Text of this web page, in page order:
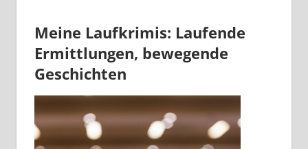
Meine Laufkrimis: Laufende
Ermittlungen, bewegende
Geschichten